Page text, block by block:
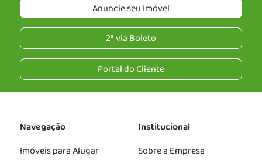
Anuncie seu Imóvel
2ª via Boleto
Portal do Cliente
Navegação
Imóveis para Alugar
Institucional
Sobre a Empresa